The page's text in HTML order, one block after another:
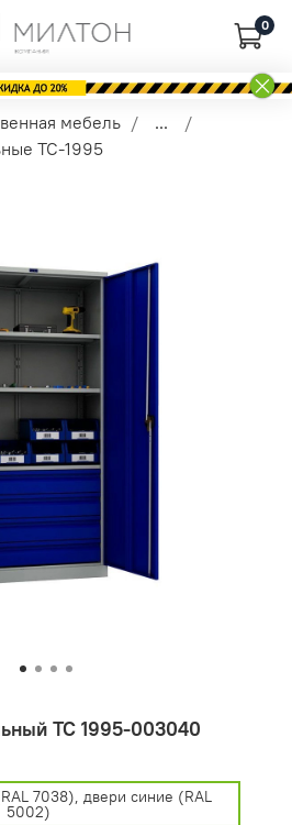
0
мебель
...
TC-1995
ТС 1995-003040
7038), двери синие (RAL
5002)